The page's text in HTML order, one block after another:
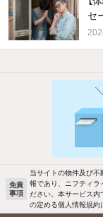
セ
バス・トイレ別
洗濯機置場あり
免責
事項
当サイトの物件及び
報であり、ニフティラ
ださい。本サービス内
の定める個人情報規約